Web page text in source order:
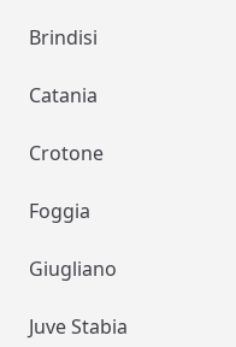
Brindisi
Catania
Crotone
Foggia
Giugliano
Juve Stabia